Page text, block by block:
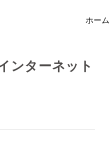
ホーム
ンターネット